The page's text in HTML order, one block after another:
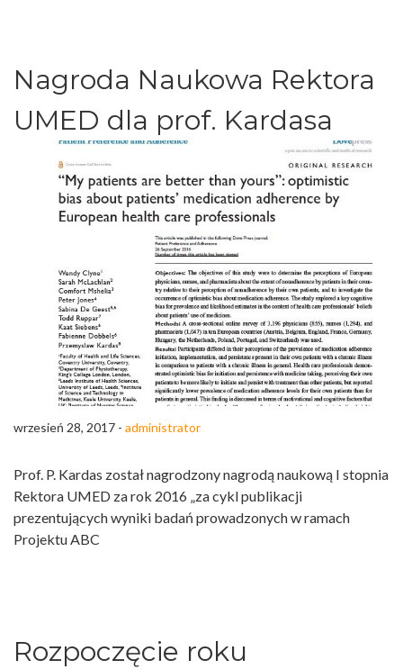
Nagroda Naukowa Rektora
UMED dla prof. Kardasa
wrzesień 28, 2017 - administrator
Prof. P. Kardas został nagrodzony nagrodą naukową I stopnia
Rektora UMED za rok 2016 „za cykl publikacji
prezentujących wyniki badań prowadzonych w ramach
Projektu ABC
Rozpoczęcie roku